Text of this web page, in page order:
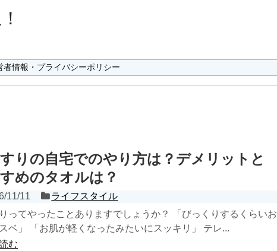
者情報・プライバシーポリシー
りの自宅でのやり方は？デメリットと
めのタオルは？
11/11
ライフスタイル
ってやったことありますでしょうか？ 「びっくりするくらいお
ベ」 「お肌が軽くなったみたいにスッキリ」 テレ...
む